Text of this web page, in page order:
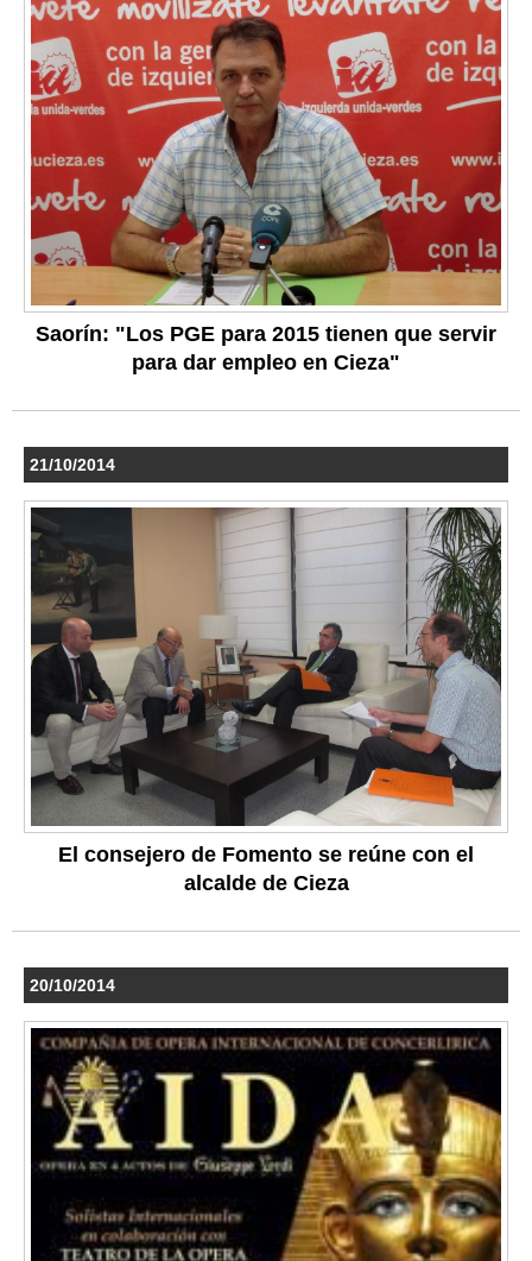
Saorín: "Los PGE para 2015 tienen que servir
para dar empleo en Cieza"
21/10/2014
El consejero de Fomento se reúne con el
alcalde de Cieza
20/10/2014